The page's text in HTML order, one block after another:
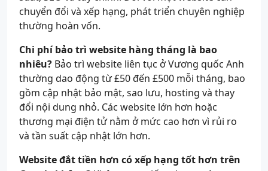
chuyển đổi và xếp hạng, phát triển chuyên nghiệp
thường hoàn vốn.
Chi phí bảo trì website hàng tháng là bao
nhiêu? Bảo trì website liên tục ở Vương quốc Anh
thường dao động từ £50 đến £500 mỗi tháng, bao
gồm cập nhật bảo mật, sao lưu, hosting và thay
đổi nội dung nhỏ. Các website lớn hơn hoặc
thương mại điện tử nằm ở mức cao hơn vì rủi ro
và tần suất cập nhật lớn hơn.
Website đắt tiền hơn có xếp hạng tốt hơn trên